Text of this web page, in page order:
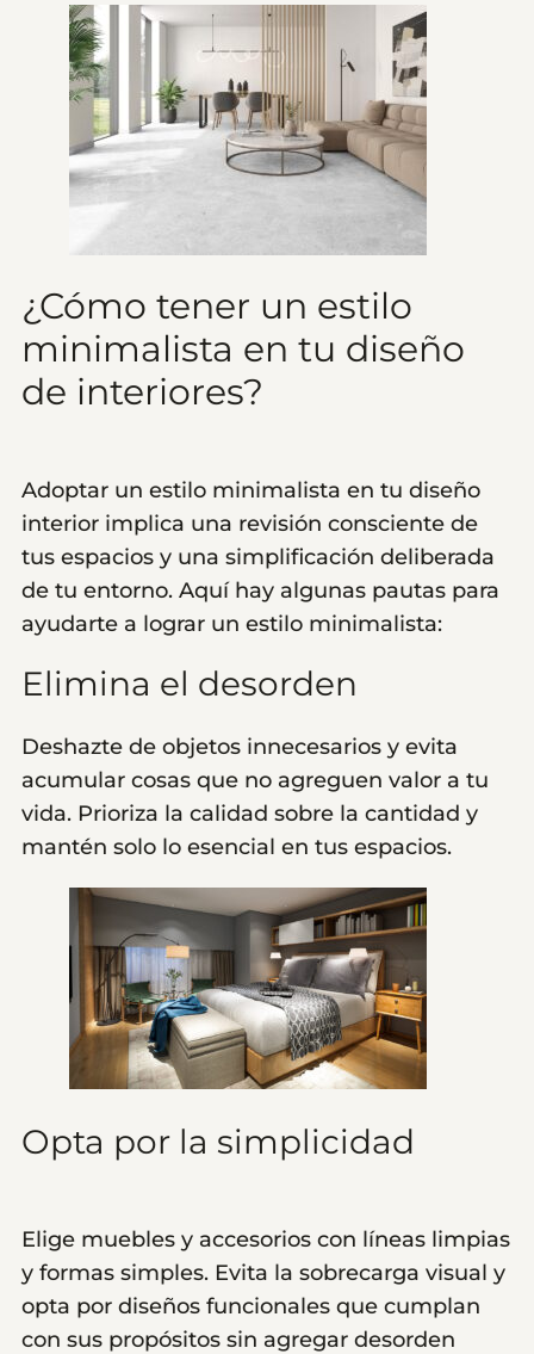
¿Cómo tener un estilo
minimalista en tu diseño
de interiores?
Adoptar un estilo minimalista en tu diseño
interior implica una revisión consciente de
tus espacios y una simplificación deliberada
de tu entorno. Aquí hay algunas pautas para
ayudarte a lograr un estilo minimalista:
Elimina el desorden
Deshazte de objetos innecesarios y evita
acumular cosas que no agreguen valor a tu
vida. Prioriza la calidad sobre la cantidad y
mantén solo lo esencial en tus espacios.
Opta por la simplicidad
Elige muebles y accesorios con líneas limpias
y formas simples. Evita la sobrecarga visual y
opta por diseños funcionales que cumplan
con sus propósitos sin agregar desorden